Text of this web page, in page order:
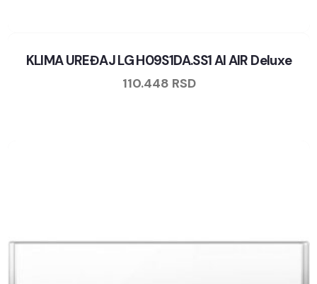
KLIMA UREĐAJ LG H09S1DA.SS1 AI AIR Deluxe
110.448 RSD